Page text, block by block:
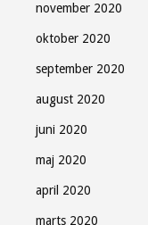
november 2020
oktober 2020
september 2020
august 2020
juni 2020
maj 2020
april 2020
marts 2020